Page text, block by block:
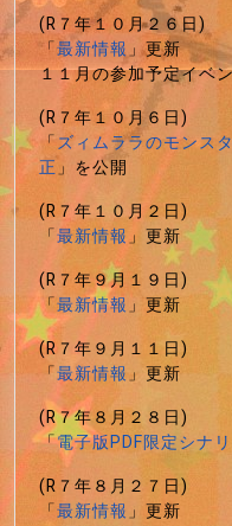
(R７年１０月２６日)
「最新情報」更新
１１月の参加予定イベ
(R７年１０月６日)
「ズィムララのモン
正」を公開
(R７年１０月２日)
「最新情報」更新
(R７年９月１９日)
「最新情報」更新
(R７年９月１１日)
「最新情報」更新
(R７年８月２８日)
「電子版PDF限定シナ
(R７年８月２７日)
「最新情報」更新